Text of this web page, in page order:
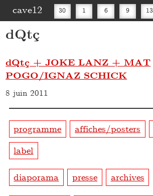
cave12 30 1 6 9 13
dQtç
dQtç + JOKE LANZ + MAT
POGO/IGNAZ SCHICK
8 juin 2011
programme affiches/posters
label
diaporama presse archives